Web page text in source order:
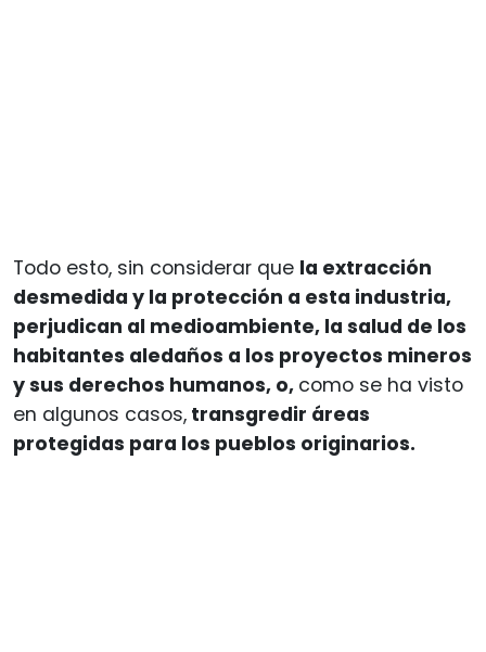
Todo esto, sin considerar que la extracción
desmedida y la protección a esta industria,
perjudican al medioambiente, la salud de los
habitantes aledaños a los proyectos mineros
y sus derechos humanos, o, como se ha visto
en algunos casos, transgredir áreas
protegidas para los pueblos originarios.